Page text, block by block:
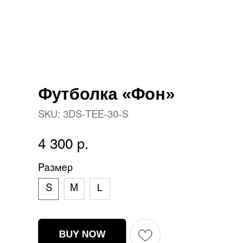
Футболка «Фон»
SKU: 3DS-TEE-30-S
4 300 р.
Размер
S M L
BUY NOW